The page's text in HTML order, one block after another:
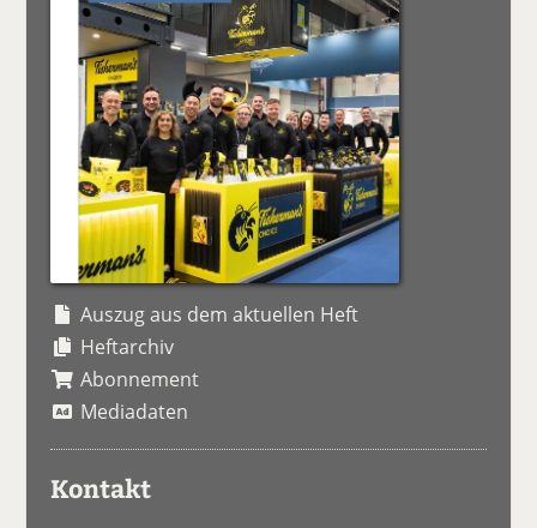
Auszug aus dem aktuellen Heft
Heftarchiv
Abonnement
Mediadaten
Kontakt